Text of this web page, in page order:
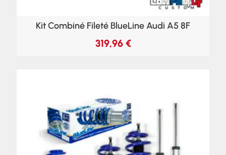
Kit Combiné Fileté BlueLine Audi A5 8F
319,96 €